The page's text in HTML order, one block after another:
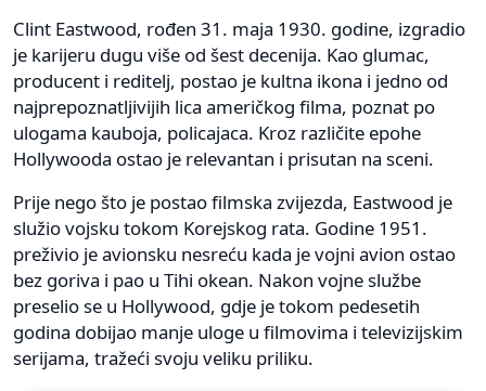
Clint Eastwood, rođen 31. maja 1930. godine, izgradio
je karijeru dugu više od šest decenija. Kao glumac,
producent i reditelj, postao je kultna ikona i jedno od
najprepoznatljivijih lica američkog filma, poznat po
ulogama kauboja, policajaca. Kroz različite epohe
Hollywooda ostao je relevantan i prisutan na sceni.
Prije nego što je postao filmska zvijezda, Eastwood je
služio vojsku tokom Korejskog rata. Godine 1951.
preživio je avionsku nesreću kada je vojni avion ostao
bez goriva i pao u Tihi okean. Nakon vojne službe
preselio se u Hollywood, gdje je tokom pedesetih
godina dobijao manje uloge u filmovima i televizijskim
serijama, tražeći svoju veliku priliku.